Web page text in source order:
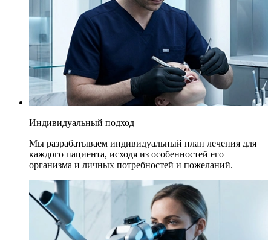
Индивидуальный подход
Мы разрабатываем индивидуальный план лечения для
каждого пациента, исходя из особенностей его
организма и личных потребностей и пожеланий.